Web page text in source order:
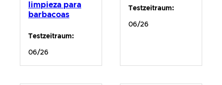
limpieza para
barbacoas
Testzeitraum:
06/26
Testzeitraum:
06/26